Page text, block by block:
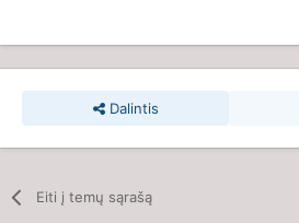
Dalintis
Eiti į temų sąrašą